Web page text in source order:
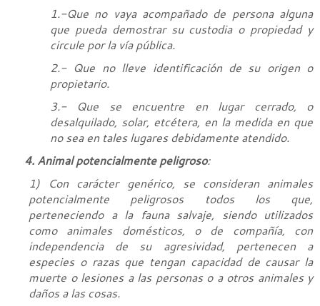
1.-Que no vaya acompañado de persona alguna
que pueda demostrar su custodia o propiedad y
circule por la vía pública.
2.- Que no lleve identificación de su origen o
propietario.
3.- Que se encuentre en lugar cerrado, o
desalquilado, solar, etcétera, en la medida en que
no sea en tales lugares debidamente atendido.
4. Animal potencialmente peligroso:
1) Con carácter genérico, se consideran animales
potencialmente peligrosos todos los que,
perteneciendo a la fauna salvaje, siendo utilizados
como animales domésticos, o de compañía, con
independencia de su agresividad, pertenecen a
especies o razas que tengan capacidad de causar la
muerte o lesiones a las personas o a otros animales y
daños a las cosas.